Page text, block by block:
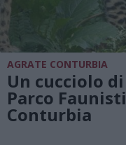
AGRATE CONTURBIA
Un cucciolo
Parco
Conturbia